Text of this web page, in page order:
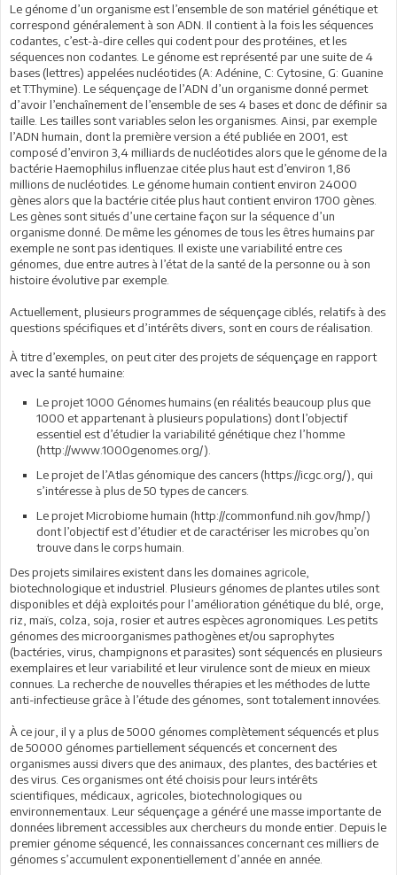
Le génome d’un organisme est l’ensemble de son matériel génétique et
correspond généralement à son ADN. Il contient à la fois les séquences
codantes, c’est-à-dire celles qui codent pour des protéines, et les
séquences non codantes. Le génome est représenté par une suite de 4
bases (lettres) appelées nucléotides (A: Adénine, C: Cytosine, G: Guanine
et T:Thymine). Le séquençage de l’ADN d’un organisme donné permet
d’avoir l’enchaînement de l’ensemble de ses 4 bases et donc de définir sa
taille. Les tailles sont variables selon les organismes. Ainsi, par exemple
l’ADN humain, dont la première version a été publiée en 2001, est
composé d’environ 3,4 milliards de nucléotides alors que le génome de la
bactérie Haemophilus influenzae citée plus haut est d’environ 1,86
millions de nucléotides. Le génome humain contient environ 24000
gènes alors que la bactérie citée plus haut contient environ 1700 gènes.
Les gènes sont situés d’une certaine façon sur la séquence d’un
organisme donné. De même les génomes de tous les êtres humains par
exemple ne sont pas identiques. Il existe une variabilité entre ces
génomes, due entre autres à l’état de la santé de la personne ou à son
histoire évolutive par exemple.
Actuellement, plusieurs programmes de séquençage ciblés, relatifs à des
questions spécifiques et d’intérêts divers, sont en cours de réalisation.
À titre d’exemples, on peut citer des projets de séquençage en rapport
avec la santé humaine:
Le projet 1000 Génomes humains (en réalités beaucoup plus que
1000 et appartenant à plusieurs populations) dont l’objectif
essentiel est d’étudier la variabilité génétique chez l’homme
(http://www.1000genomes.org/).
Le projet de l’Atlas génomique des cancers (https://icgc.org/), qui
s’intéresse à plus de 50 types de cancers.
Le projet Microbiome humain (http://commonfund.nih.gov/hmp/)
dont l’objectif est d’étudier et de caractériser les microbes qu’on
trouve dans le corps humain.
Des projets similaires existent dans les domaines agricole,
biotechnologique et industriel. Plusieurs génomes de plantes utiles sont
disponibles et déjà exploités pour l’amélioration génétique du blé, orge,
riz, maïs, colza, soja, rosier et autres espèces agronomiques. Les petits
génomes des microorganismes pathogènes et/ou saprophytes
(bactéries, virus, champignons et parasites) sont séquencés en plusieurs
exemplaires et leur variabilité et leur virulence sont de mieux en mieux
connues. La recherche de nouvelles thérapies et les méthodes de lutte
anti-infectieuse grâce à l’étude des génomes, sont totalement innovées.
À ce jour, il y a plus de 5000 génomes complètement séquencés et plus
de 50000 génomes partiellement séquencés et concernent des
organismes aussi divers que des animaux, des plantes, des bactéries et
des virus. Ces organismes ont été choisis pour leurs intérêts
scientifiques, médicaux, agricoles, biotechnologiques ou
environnementaux. Leur séquençage a généré une masse importante de
données librement accessibles aux chercheurs du monde entier. Depuis le
premier génome séquencé, les connaissances concernant ces milliers de
génomes s’accumulent exponentiellement d’année en année.